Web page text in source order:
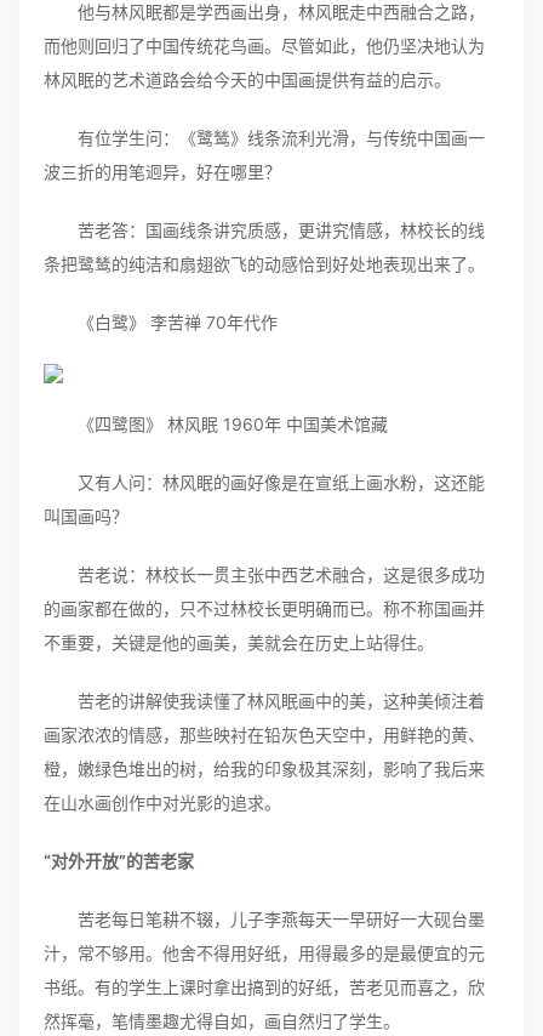
他与林风眠都是学西画出身，林风眠走中西融合之路，
而他则回归了中国传统花鸟画。尽管如此，他仍坚决地认为
林风眠的艺术道路会给今天的中国画提供有益的启示。
有位学生问：《鹭鸶》线条流利光滑，与传统中国画一
波三折的用笔迥异，好在哪里？
苦老答：国画线条讲究质感，更讲究情感，林校长的线
条把鹭鸶的纯洁和扇翅欲飞的动感恰到好处地表现出来了。
《白鹭》 李苦禅 70年代作
《四鹭图》 林风眠 1960年 中国美术馆藏
又有人问：林风眠的画好像是在宣纸上画水粉，这还能
叫国画吗？
苦老说：林校长一贯主张中西艺术融合，这是很多成功
的画家都在做的，只不过林校长更明确而已。称不称国画并
不重要，关键是他的画美，美就会在历史上站得住。
苦老的讲解使我读懂了林风眠画中的美，这种美倾注着
画家浓浓的情感，那些映衬在铅灰色天空中，用鲜艳的黄、
橙，嫩绿色堆出的树，给我的印象极其深刻，影响了我后来
在山水画创作中对光影的追求。
“对外开放”的苦老家
苦老每日笔耕不辍，儿子李燕每天一早研好一大砚台墨
汁，常不够用。他舍不得用好纸，用得最多的是最便宜的元
书纸。有的学生上课时拿出搞到的好纸，苦老见而喜之，欣
然挥毫，笔情墨趣尤得自如，画自然归了学生。